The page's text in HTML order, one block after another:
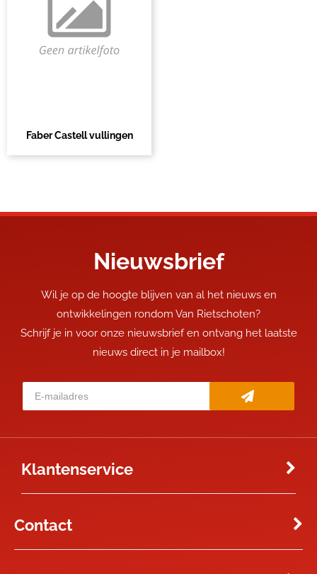
Faber Castell vullingen
Nieuwsbrief
Wil je op de hoogte blijven van al het nieuws en
ontwikkelingen rondom Van Rietschoten?
Schrijf je in voor onze nieuwsbrief en ontvang het laatste
nieuws direct in je mailbox!
Klantenservice
Contact